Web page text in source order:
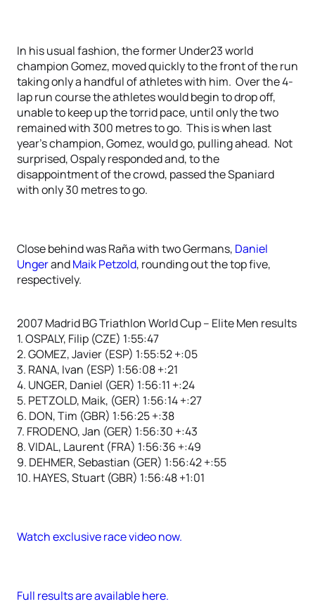
In his usual fashion, the former Under23 world
champion Gomez, moved quickly to the front of the run
taking only a handful of athletes with him. Over the 4-
lap run course the athletes would begin to drop off,
unable to keep up the torrid pace, until only the two
remained with 300 metres to go. This is when last
year’s champion, Gomez, would go, pulling ahead. Not
surprised, Ospaly responded and, to the
disappointment of the crowd, passed the Spaniard
with only 30 metres to go.
Close behind was Raña with two Germans, Daniel
UngerandMaik Petzold, rounding out the top five,
respectively.
2007 Madrid BG Triathlon World Cup – Elite Men results
1. OSPALY, Filip (CZE) 1:55:47
2. GOMEZ, Javier (ESP) 1:55:52 +:05
3. RANA, Ivan (ESP) 1:56:08 +:21
4. UNGER, Daniel (GER) 1:56:11 +:24
5. PETZOLD, Maik, (GER) 1:56:14 +:27
6. DON, Tim (GBR) 1:56:25 +:38
7. FRODENO, Jan (GER) 1:56:30 +:43
8. VIDAL, Laurent (FRA) 1:56:36 +:49
9. DEHMER, Sebastian (GER) 1:56:42 +:55
10. HAYES, Stuart (GBR) 1:56:48 +1:01
Watch exclusive race video now.
Full results are available here.